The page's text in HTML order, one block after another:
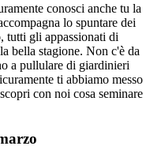
conosci anche tu la
lo spuntare dei
tutti gli appassionati di
bella stagione. Non c'è da
a pullulare di giardinieri
ti abbiamo messo
con noi cosa seminare